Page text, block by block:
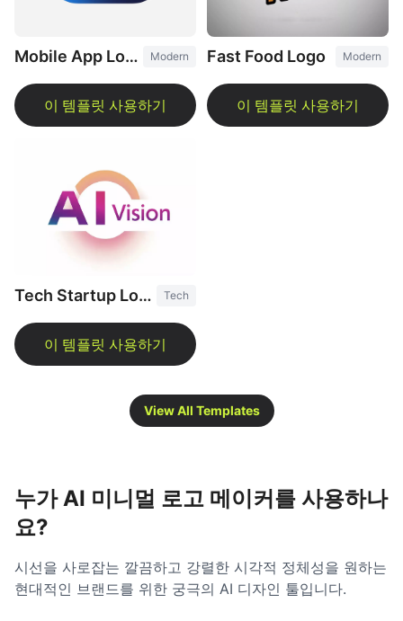
Mobile App Logo Modern Fast Food Logo Modern
Tech Startup Logo Tech
View All Templates
누가 AI 미니멀 로고 메이커를 사용하나
요?
시선을 사로잡는 깔끔하고 강렬한 시각적 정체성을 원하는
현대적인 브랜드를 위한 궁극의 AI 디자인 툴입니다.